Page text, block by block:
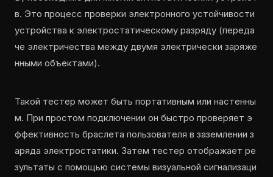
в. Это процесс проверки электронного устойчивости
устройства к электростатическому разряду (переда
че электричества между двумя электрически заряже
нными объектами).
Такой тестер может быть портативным или настенны
м. При простом подключении он быстро проверяет э
ффективность браслета пользователя в заземлении з
аряда электростатики. Затем тестер отображает ре
зультаты с помощью системы визуальной сигнализаци